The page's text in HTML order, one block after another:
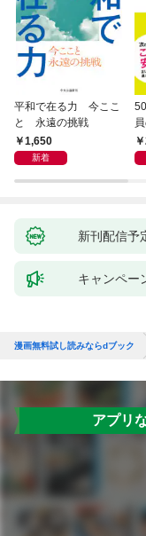
平和で在る力 今ここ
と 永遠の挑戦
1,650
新着
ド
新刊配信予
キャンペー
漫画無料試し読みならdブック
アプリ